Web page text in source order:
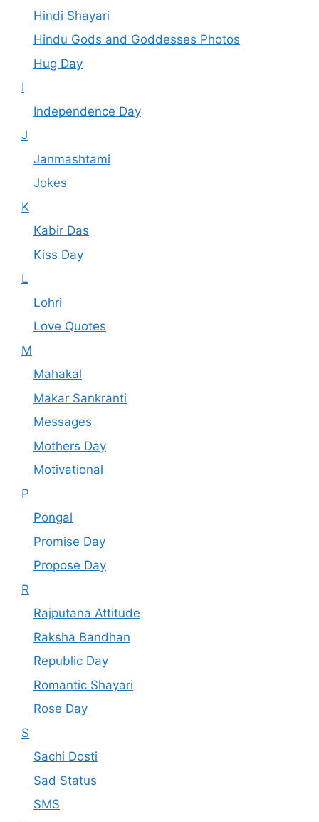
Hindi Shayari
Hindu Gods and Goddesses Photos
Hug Day
I
Independence Day
J
Janmashtami
Jokes
K
Kabir Das
Kiss Day
L
Lohri
Love Quotes
M
Mahakal
Makar Sankranti
Messages
Mothers Day
Motivational
P
Pongal
Promise Day
Propose Day
R
Rajputana Attitude
Raksha Bandhan
Republic Day
Romantic Shayari
Rose Day
S
Sachi Dosti
Sad Status
SMS